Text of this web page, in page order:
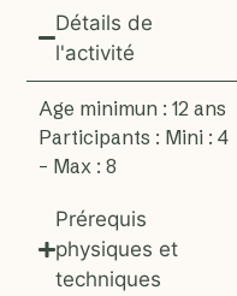
Détails de
l'activité
Age minimun : 12 ans
Participants : Mini : 4
– Max : 8
Prérequis
physiques et
techniques